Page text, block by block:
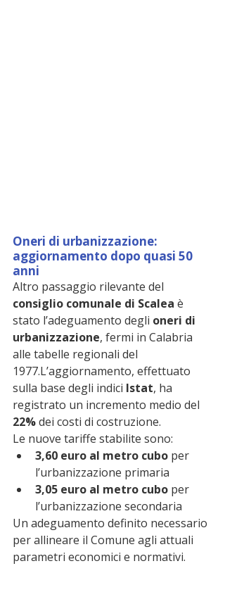
Oneri di urbanizzazione:
aggiornamento dopo quasi 50
anni
Altro passaggio rilevante del
consiglio comunale di Scalea è
stato l’adeguamento degli oneri di
urbanizzazione, fermi in Calabria
alle tabelle regionali del
1977.L’aggiornamento, effettuato
sulla base degli indici Istat, ha
registrato un incremento medio del
22% dei costi di costruzione.
Le nuove tariffe stabilite sono:
3,60 euro al metro cubo per
l’urbanizzazione primaria
3,05 euro al metro cubo per
l’urbanizzazione secondaria
Un adeguamento definito necessario
per allineare il Comune agli attuali
parametri economici e normativi.